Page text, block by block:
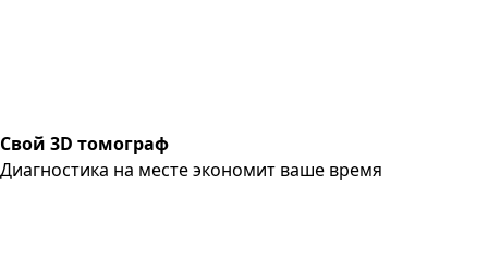
Свой 3D томограф
Диагностика на месте экономит ваше время